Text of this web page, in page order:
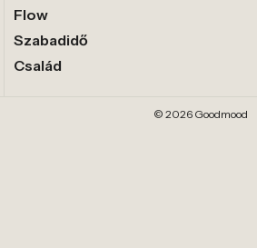
Flow
Szabadidő
Család
© 2026 Goodmood